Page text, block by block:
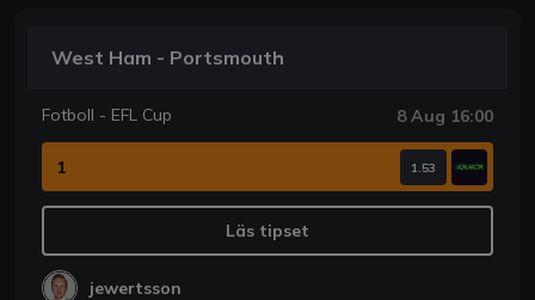
West Ham - Portsmouth
Fotboll - EFL Cup 8 Aug 16:00
1 1.53
Läs tipset
jewertsson